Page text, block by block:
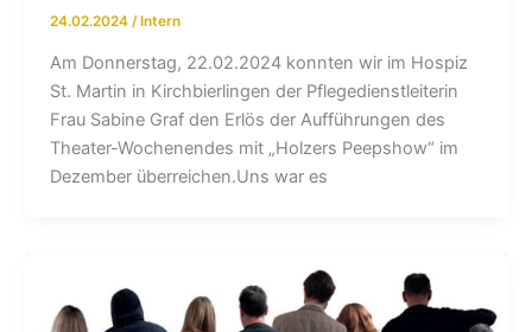
24.02.2024 / Intern
Am Donnerstag, 22.02.2024 konnten wir im Hospiz
St. Martin in Kirchbierlingen der Pflegedienstleiterin
Frau Sabine Graf den Erlös der Aufführungen des
Theater-Wochenendes mit „Holzers Peepshow“ im
Dezember überreichen.Uns war es